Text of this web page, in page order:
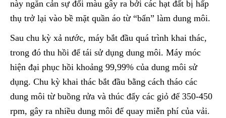
này ngăn cản sự đổi màu gây ra bởi các hạt đất bị hấp
thụ trở lại vào bề mặt quần áo từ “bẩn” làm dung môi.
Sau chu kỳ xả nước, máy bắt đầu quá trình khai thác,
trong đó thu hồi để tái sử dụng dung môi. Máy móc
hiện đại phục hồi khoảng 99,99% của dung môi sử
dụng. Chu kỳ khai thác bắt đầu bằng cách tháo các
dung môi từ buồng rửa và thúc đẩy các giỏ để 350-450
rpm, gây ra nhiều dung môi để quay miễn phí của vải.